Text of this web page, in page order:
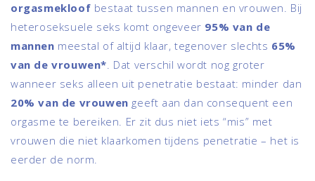
orgasmekloof bestaat tussen mannen en vrouwen. Bij
heteroseksuele seks komt ongeveer 95% van de
mannen meestal of altijd klaar, tegenover slechts 65%
van de vrouwen*. Dat verschil wordt nog groter
wanneer seks alleen uit penetratie bestaat: minder dan
20% van de vrouwen geeft aan dan consequent een
orgasme te bereiken. Er zit dus niet iets “mis” met
vrouwen die niet klaarkomen tijdens penetratie – het is
eerder de norm.